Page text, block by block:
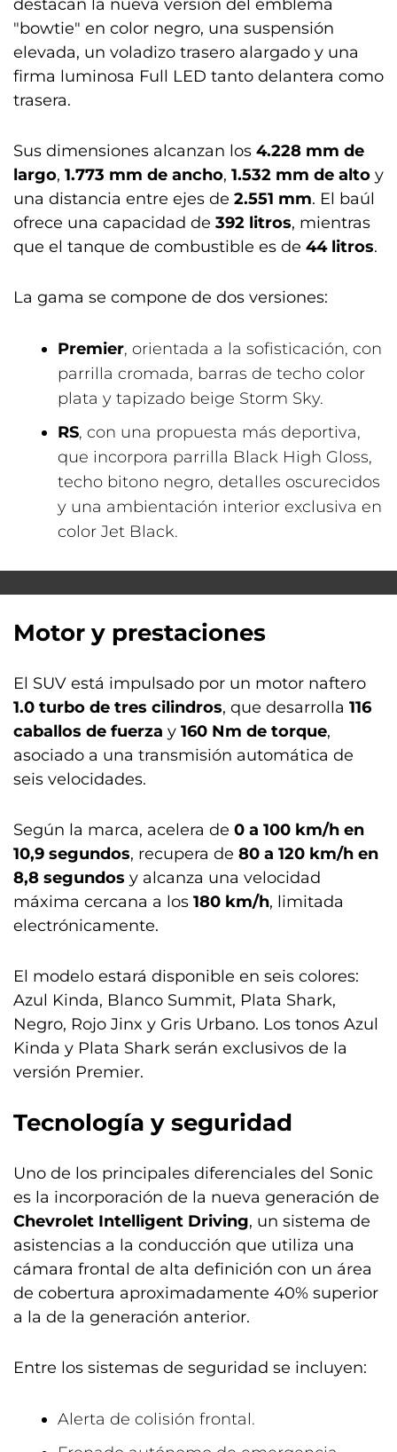
destacan la nueva versión del emblema
"bowtie" en color negro, una suspensión
elevada, un voladizo trasero alargado y una
firma luminosa Full LED tanto delantera como
trasera.
Sus dimensiones alcanzan los 4.228 mm de
largo, 1.773 mm de ancho, 1.532 mm de alto y
una distancia entre ejes de 2.551 mm. El baúl
ofrece una capacidad de 392 litros, mientras
que el tanque de combustible es de 44 litros.
La gama se compone de dos versiones:
Premier, orientada a la sofisticación, con
parrilla cromada, barras de techo color
plata y tapizado beige Storm Sky.
RS, con una propuesta más deportiva,
que incorpora parrilla Black High Gloss,
techo bitono negro, detalles oscurecidos
y una ambientación interior exclusiva en
color Jet Black.
Motor y prestaciones
El SUV está impulsado por un motor naftero
1.0 turbo de tres cilindros, que desarrolla 116
caballos de fuerza y 160 Nm de torque,
asociado a una transmisión automática de
seis velocidades.
Según la marca, acelera de 0 a 100 km/h en
10,9 segundos, recupera de 80 a 120 km/h en
8,8 segundos y alcanza una velocidad
máxima cercana a los 180 km/h, limitada
electrónicamente.
El modelo estará disponible en seis colores:
Azul Kinda, Blanco Summit, Plata Shark,
Negro, Rojo Jinx y Gris Urbano. Los tonos Azul
Kinda y Plata Shark serán exclusivos de la
versión Premier.
Tecnología y seguridad
Uno de los principales diferenciales del Sonic
es la incorporación de la nueva generación de
Chevrolet Intelligent Driving, un sistema de
asistencias a la conducción que utiliza una
cámara frontal de alta definición con un área
de cobertura aproximadamente 40% superior
a la de la generación anterior.
Entre los sistemas de seguridad se incluyen:
Alerta de colisión frontal.